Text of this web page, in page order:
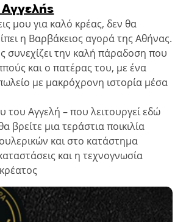
μου για καλό κρέας, δεν θα
η Βαρβάκειος αγορά της Αθήνας.
συνεχίζει την καλή πάραδοση που
και ο πατέρας του, με ένα
με μακρόχρονη ιστορία μέσα
του Αγγελή – που λειτουργεί εδώ
βρείτε μια τεράστια ποικιλία
και στο κατάστημα
και η τεχνογνωσία